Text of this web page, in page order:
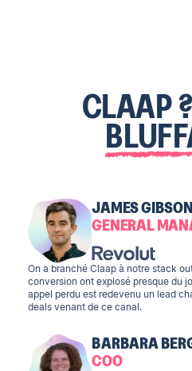
CLAAP
JAMES GIBSON
GENERAL
On a branché Claap à notre stack
conversion ont explosé presque du
appel perdu est redevenu un lead
deals venant de ce canal.
BARBARA
COO